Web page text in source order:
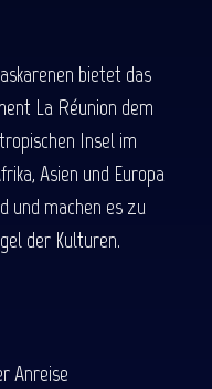
bietet das
La Réunion dem
Insel im
Asien und Europa
und machen es zu
der Kulturen.
Anreise